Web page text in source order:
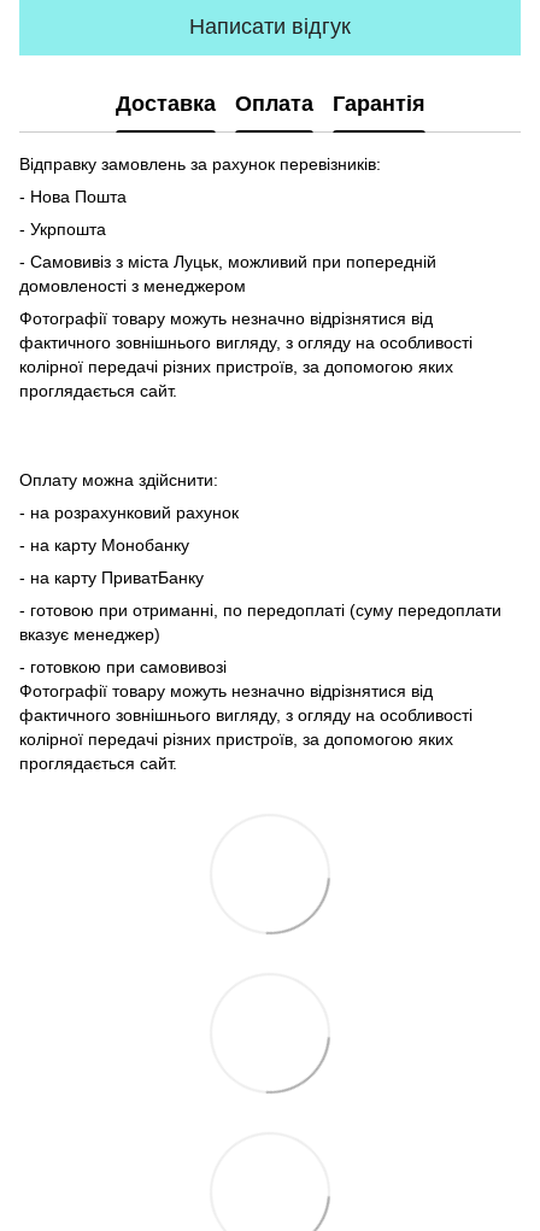
Написати відгук
Доставка Оплата Гарантія
Відправку замовлень за рахунок перевізників:
- Нова Пошта
- Укрпошта
- Самовивіз з міста Луцьк, можливий при попередній
домовленості з менеджером
Фотографії товару можуть незначно відрізнятися від
фактичного зовнішнього вигляду, з огляду на особливості
колірної передачі різних пристроїв, за допомогою яких
проглядається сайт.
Оплату можна здійснити:
- на розрахунковий рахунок
- на карту Монобанку
- на карту ПриватБанку
- готовою при отриманні, по передоплаті (суму передоплати
вказує менеджер)
- готовкою при самовивозі
Фотографії товару можуть незначно відрізнятися від
фактичного зовнішнього вигляду, з огляду на особливості
колірної передачі різних пристроїв, за допомогою яких
проглядається сайт.